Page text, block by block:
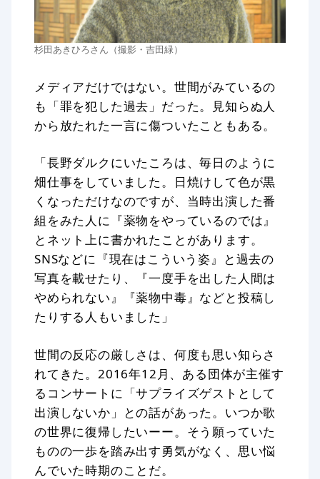
杉田あきひろさん（撮影・吉田緑）
メディアだけではない。世間がみているの
も「罪を犯した過去」だった。見知らぬ人
から放たれた一言に傷ついたこともある。
「長野ダルクにいたころは、毎日のように
畑仕事をしていました。日焼けして色が黒
くなっただけなのですが、当時出演した番
組をみた人に『薬物をやっているのでは』
とネット上に書かれたことがあります。
SNSなどに『現在はこういう姿』と過去の
写真を載せたり、『一度手を出した人間は
やめられない』『薬物中毒』などと投稿し
たりする人もいました」
世間の反応の厳しさは、何度も思い知らさ
れてきた。2016年12月、ある団体が主催す
るコンサートに「サプライズゲストとして
出演しないか」との話があった。いつか歌
の世界に復帰したいーー。そう願っていた
ものの一歩を踏み出す勇気がなく、思い悩
んでいた時期のことだ。